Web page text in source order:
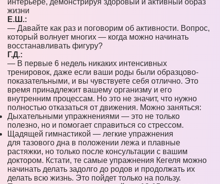
Е.Ш.:
— Давайте как раз и поговорим об активности. Вопрос,
который волнует многих — когда можно начинать
восстанавливать фигуру?
Г.Д.:
— В первые 6 недель никаких интенсивных
тренировок, даже если ваши роды были образцово-
показательными, и вы чувствуете себя отлично. Это
время принадлежит вашему организму и его
внутренним процессам. Но это не значит, что нужно
полностью отказаться от движения. Можно заняться:
Дыхательными упражнениями — это не только
полезно, но и помогает справиться со стрессом.
Щадящей гимнастикой — легкие упражнения
для тазового дна в положении лежа и плавные
растяжки, но только после консультации с вашим
доктором. Кстати, те самые упражнения Кегеля можно
начинать делать задолго до родов и продолжать их
делать всю жизнь. Это пойдет только на пользу.